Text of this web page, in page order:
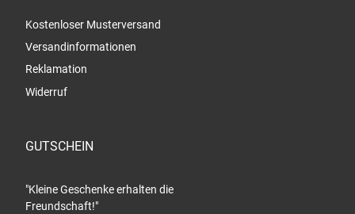
Kostenloser Musterversand
Versandinformationen
Reklamation
Widerruf
GUTSCHEIN
"Kleine Geschenke erhalten die
Freundschaft!"